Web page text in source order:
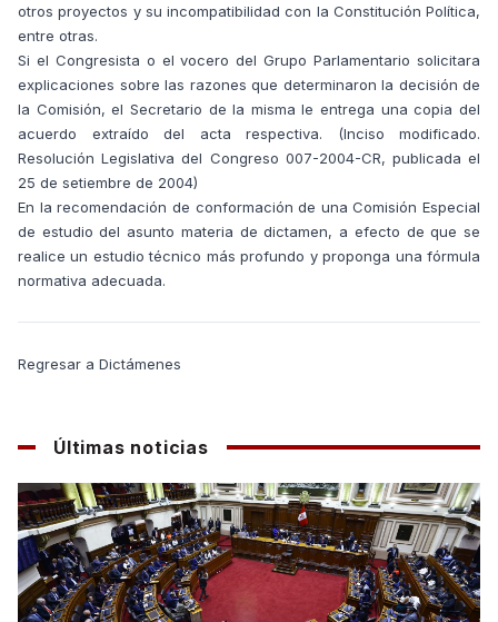
otros proyectos y su incompatibilidad con la Constitución Política,
entre otras.
Si el Congresista o el vocero del Grupo Parlamentario solicitara
explicaciones sobre las razones que determinaron la decisión de
la Comisión, el Secretario de la misma le entrega una copia del
acuerdo extraído del acta respectiva. (Inciso modificado.
Resolución Legislativa del Congreso 007-2004-CR, publicada el
25 de setiembre de 2004)
En la recomendación de conformación de una Comisión Especial
de estudio del asunto materia de dictamen, a efecto de que se
realice un estudio técnico más profundo y proponga una fórmula
normativa adecuada.
Regresar a Dictámenes
Últimas noticias